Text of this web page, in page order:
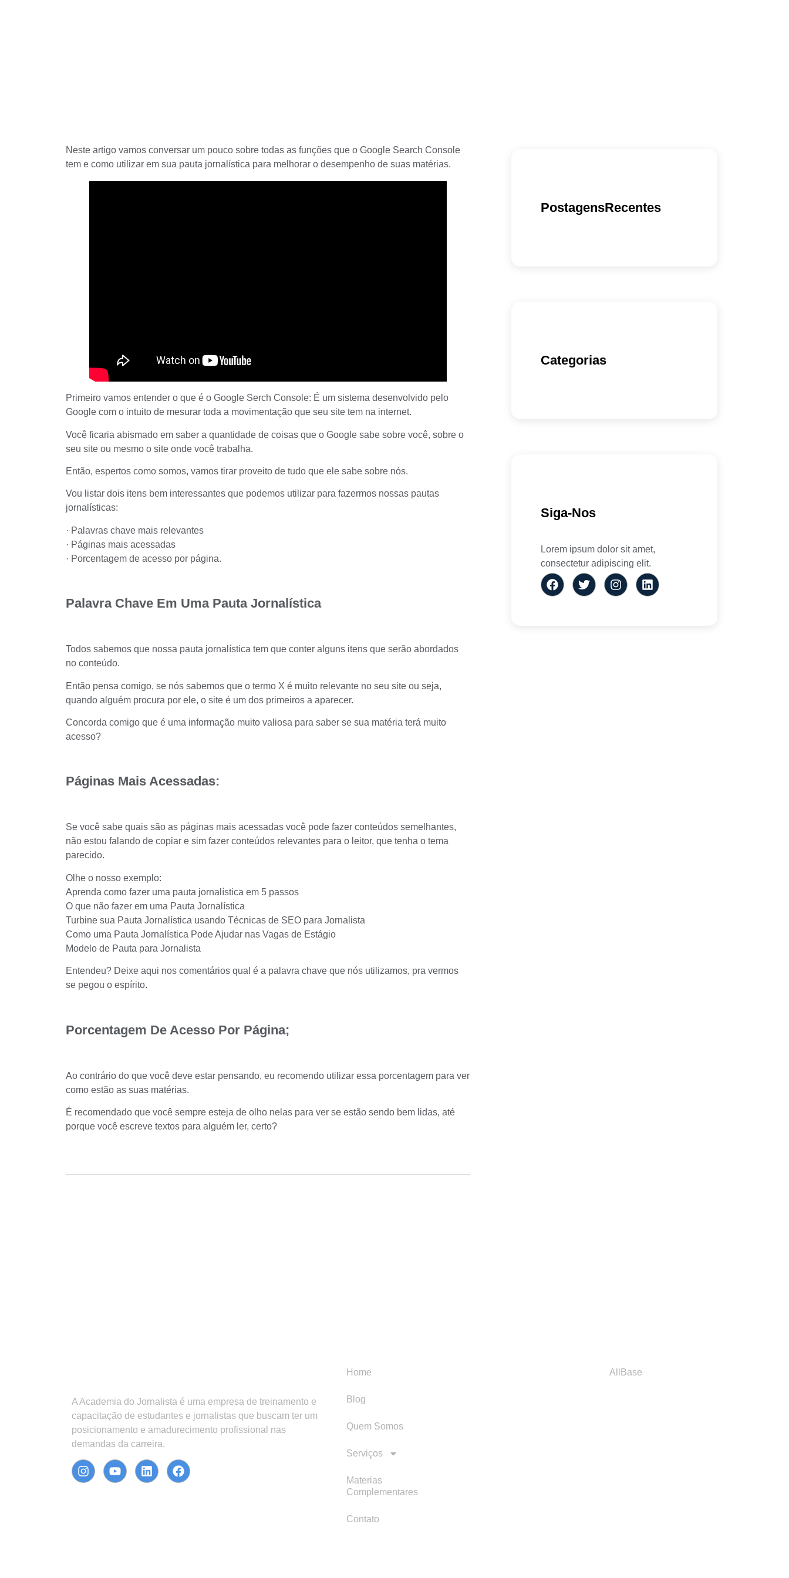
Neste artigo vamos conversar um pouco sobre todas as funções que o Google Search Console
tem e como utilizar em sua pauta jornalística para melhorar o desempenho de suas matérias.
Primeiro vamos entender o que é o Google Serch Console: É um sistema desenvolvido pelo
Google com o intuito de mesurar toda a movimentação que seu site tem na internet.
Você ficaria abismado em saber a quantidade de coisas que o Google sabe sobre você, sobre o
seu site ou mesmo o site onde você trabalha.
Então, espertos como somos, vamos tirar proveito de tudo que ele sabe sobre nós.
Vou listar dois itens bem interessantes que podemos utilizar para fazermos nossas pautas
jornalísticas:
· Palavras chave mais relevantes
· Páginas mais acessadas
· Porcentagem de acesso por página.
Palavra Chave Em Uma Pauta Jornalística
Todos sabemos que nossa pauta jornalística tem que conter alguns itens que serão abordados
no conteúdo.
Então pensa comigo, se nós sabemos que o termo X é muito relevante no seu site ou seja,
quando alguém procura por ele, o site é um dos primeiros a aparecer.
Concorda comigo que é uma informação muito valiosa para saber se sua matéria terá muito
acesso?
Páginas Mais Acessadas:
Se você sabe quais são as páginas mais acessadas você pode fazer conteúdos semelhantes,
não estou falando de copiar e sim fazer conteúdos relevantes para o leitor, que tenha o tema
parecido.
Olhe o nosso exemplo:
Aprenda como fazer uma pauta jornalística em 5 passos
O que não fazer em uma Pauta Jornalística
Turbine sua Pauta Jornalística usando Técnicas de SEO para Jornalista
Como uma Pauta Jornalística Pode Ajudar nas Vagas de Estágio
Modelo de Pauta para Jornalista
Entendeu? Deixe aqui nos comentários qual é a palavra chave que nós utilizamos, pra vermos
se pegou o espírito.
Porcentagem De Acesso Por Página;
Ao contrário do que você deve estar pensando, eu recomendo utilizar essa porcentagem para ver
como estão as suas matérias.
É recomendado que você sempre esteja de olho nelas para ver se estão sendo bem lidas, até
porque você escreve textos para alguém ler, certo?
PostagensRecentes
Categorias
Siga-Nos
Lorem ipsum dolor sit amet,
consectetur adipiscing elit.
A Academia do Jornalista é uma empresa de treinamento e
capacitação de estudantes e jornalistas que buscam ter um
posicionamento e amadurecimento profissional nas
demandas da carreira.
Home
Blog
Quem Somos
Serviços
Materias
Complementares
Contato
AllBase